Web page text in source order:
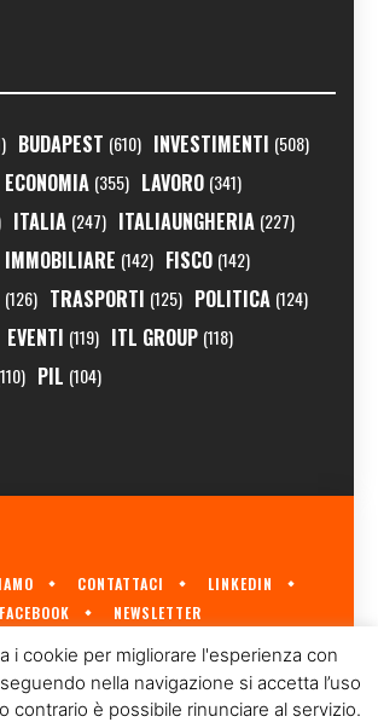
BUDAPEST (610) INVESTIMENTI (508)
ECONOMIA (355) LAVORO (341)
ITALIA (247) ITALIAUNGHERIA (227)
IMMOBILIARE (142) FISCO (142)
(126) TRASPORTI (125) POLITICA (124)
EVENTI (119) ITL GROUP (118)
PIL (104)
CONTATTACI
LINKEDIN
FACEBOOK NEWSLETTER
GIORNALE ITALIANO SULL'ECONOMIA UNGHERESE
A CURA DIITL GROUP© 2023
i cookie per migliorare l'esperienza con
nella navigazione si accetta l’uso
contrario è possibile rinunciare al servizio.